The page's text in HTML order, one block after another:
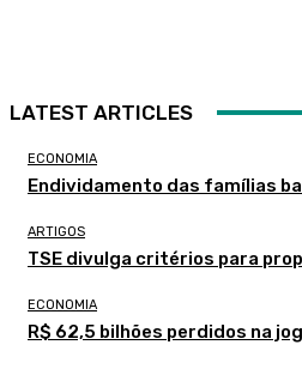
LATEST ARTICLES
ECONOMIA
Endividamento das famílias
ARTIGOS
TSE divulga critérios para
ECONOMIA
R$ 62,5 bilhões perdidos na